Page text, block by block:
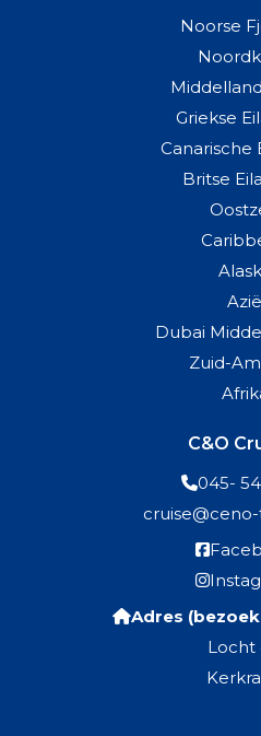
Noorse
Griekse
Canarische
Britse
Azië
Dubai
Zuid-
C&O
045-
Adres
Locht